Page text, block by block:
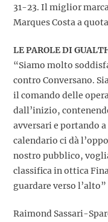
31-23. Il miglior
Marques Costa a
LE PAROLE DI
“Siamo molto
contro Conversano.
il comando delle
dall’inizio,
avversari e portando
calendario ci dà
nostro pubblico,
classifica in ottica
guardare verso l’alto”
Raimond Sassari-